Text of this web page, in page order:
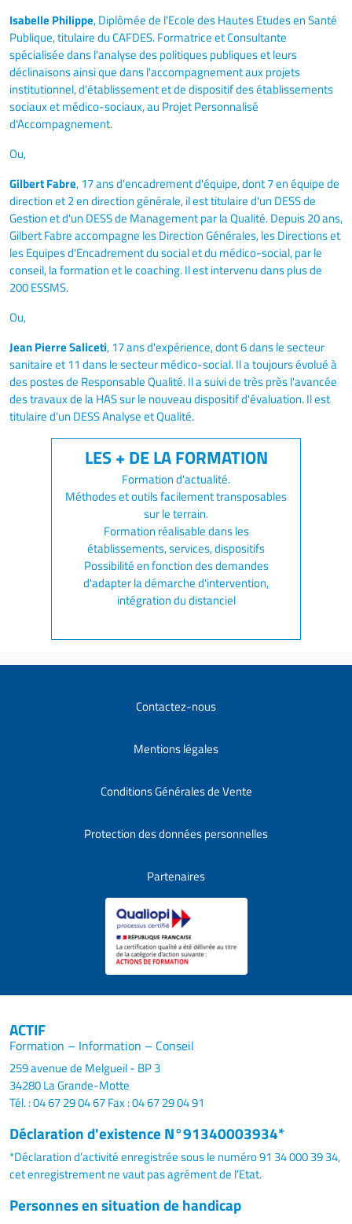
Isabelle Philippe, Diplômée de l'Ecole des Hautes Etudes en Santé
Publique, titulaire du CAFDES. Formatrice et Consultante
spécialisée dans l'analyse des politiques publiques et leurs
déclinaisons ainsi que dans l'accompagnement aux projets
institutionnel, d'établissement et de dispositif des établissements
sociaux et médico-sociaux, au Projet Personnalisé
d'Accompagnement.
Ou,
Gilbert Fabre, 17 ans d'encadrement d'équipe, dont 7 en équipe de
direction et 2 en direction générale, il est titulaire d'un DESS de
Gestion et d'un DESS de Management par la Qualité. Depuis 20 ans,
Gilbert Fabre accompagne les Direction Générales, les Directions et
les Equipes d'Encadrement du social et du médico-social, par le
conseil, la formation et le coaching. Il est intervenu dans plus de
200 ESSMS.
Ou,
Jean Pierre Saliceti, 17 ans d'expérience, dont 6 dans le secteur
sanitaire et 11 dans le secteur médico-social. Il a toujours évolué à
des postes de Responsable Qualité. Il a suivi de très près l'avancée
des travaux de la HAS sur le nouveau dispositif d'évaluation. Il est
titulaire d'un DESS Analyse et Qualité.
Formation d'actualité.
Méthodes et outils facilement transposables
sur le terrain.
Formation réalisable dans les
établissements, services, dispositifs
Possibilité en fonction des demandes
d'adapter la démarche d'intervention,
intégration du distanciel
Contactez-nous
Mentions légales
Conditions Générales de Vente
Protection des données personnelles
Partenaires
ACTIF
Formation – Information – Conseil
259 avenue de Melgueil - BP 3
34280 La Grande-Motte
Tél. : 04 67 29 04 67Fax : 04 67 29 04 91
Déclaration d'existence N°91340003934*
*Déclaration d’activité enregistrée sous le numéro 91 34 000 39 34,
cet enregistrement ne vaut pas agrément de l’Etat.
Personnes en situation de handicap